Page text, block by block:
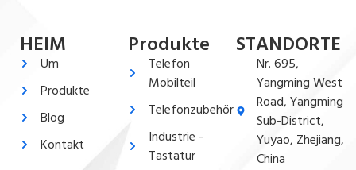
HEIM
Um
Produkte
Blog
Kontakt
Produkte
Telefon
Mobilteil
Telefonzubehör
Industrie -
Tastatur
STANDORTE
Nr. 695,
Yangming West
Road, Yangming
Sub-District,
Yuyao, Zhejiang,
China